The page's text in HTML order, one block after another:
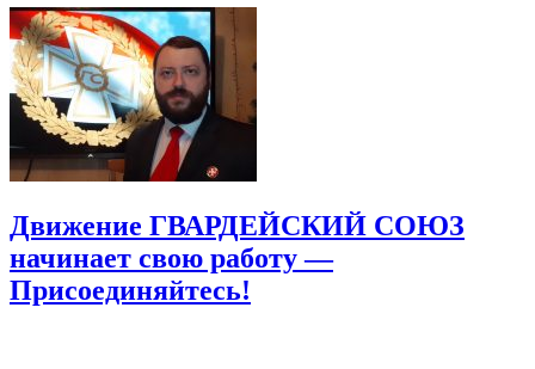
Движение ГВАРДЕЙСКИЙ СОЮЗ
начинает свою работу —
Присоединяйтесь!